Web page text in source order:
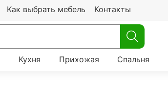
Как выбрать мебель Контакты
Кухня Прихожая Спальня